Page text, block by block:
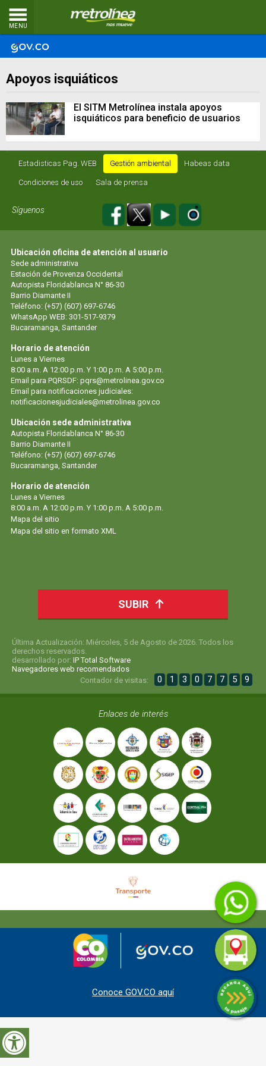
MENU
Apoyos isquiáticos
El SITM Metrolínea instala apoyos
isquiáticos para beneficio de usuarios
Estadisticas Pag. WEB Gestión ambiental Habeas data
Condiciones de uso Sala de prensa
Síguenos
Ubicación oficina de atención al usuario
Sede administrativa
Estación de Provenza Occidental
Autopista Floridablanca N° 86-30
Barrio Diamante II
Teléfono: (+57) (607) 697-6746
WhatsApp WEB: 301-517-9379
Bucaramanga, Santander
Horario de atención
Lunes a Viernes
8:00 a.m. A 12:00 p.m. Y 1:00 p.m. A 5:00 p.m.
Email para PQRSDF: pqrs@metrolinea.gov.co
Email para notificaciones judiciales:
notificacionesjudiciales@metrolinea.gov.co
Ubicación sede administrativa
Autopista Floridablanca N° 86-30
Barrio Diamante II
Teléfono: (+57) (607) 697-6746
Bucaramanga, Santander
Horario de atención
Lunes a Viernes
8:00 a.m. A 12:00 p.m. Y 1:00 p.m. A 5:00 p.m.
Mapa del sitio
Mapa del sitio en formato XML
SUBIR
Última Actualización: Miércoles, 5 de Agosto de 2026. Todos los
derechos reservados.
desarrollado por: IP Total Software
Navegadores web recomendados
Contador de visitas:
0 1 3 0 7 7 5 9
Enlaces de interés
Conoce GOV.CO aquí